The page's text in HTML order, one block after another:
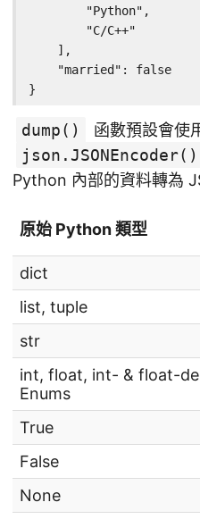
        "Python",
        "C/C++"
    ],
    "married": false
}
dump()
函數預設會使
json.JSONEncoder()
Python 內部的資料轉為
原始 Python 類型
dict
list, tuple
str
int, float, int- & float-
Enums
True
False
None